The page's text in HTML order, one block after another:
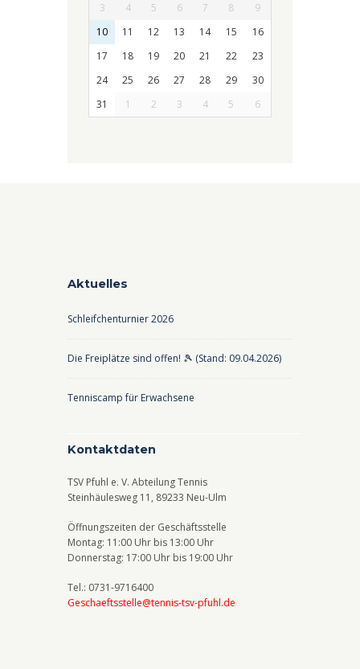
3
4 5 6 7 8
9
10
11 12 13 14 15
16
17
18 19 20 21 22
23
24
25 26 27 28 29
30
31
1 2 3 4 5 6
Aktuelles
Schleifchenturnier 2026
Die Freiplätze sind offen! 🎾 (Stand: 09.04.2026)
Tenniscamp für Erwachsene
Kontaktdaten
TSV Pfuhl e. V. Abteilung Tennis
Steinhäulesweg 11, 89233 Neu-Ulm
Öffnungszeiten der Geschäftsstelle
Montag: 11:00 Uhr bis 13:00 Uhr
Donnerstag: 17:00 Uhr bis 19:00 Uhr
Tel.: 0731-9716400
Geschaeftsstelle@tennis-tsv-pfuhl.de